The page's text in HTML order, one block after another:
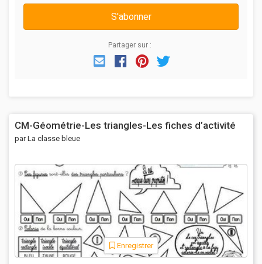
S'abonner
Partager sur :
EmailFacebook
Pinterest
CM-Géométrie-Les triangles-Les fiches d’activité
par La classe bleue
Enregistrer